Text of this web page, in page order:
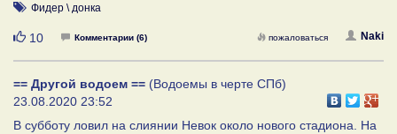
Фидер \ донка
Нравится
10 Комментарии (6) Naki
пожаловаться
== Другой водоем == (Водоемы в черте СПб)
23.08.2020 23:52
В субботу ловил на слиянии Невок около нового стадиона. На